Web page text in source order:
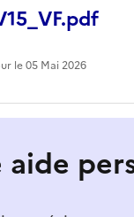
le 05 Mai 2026
aide